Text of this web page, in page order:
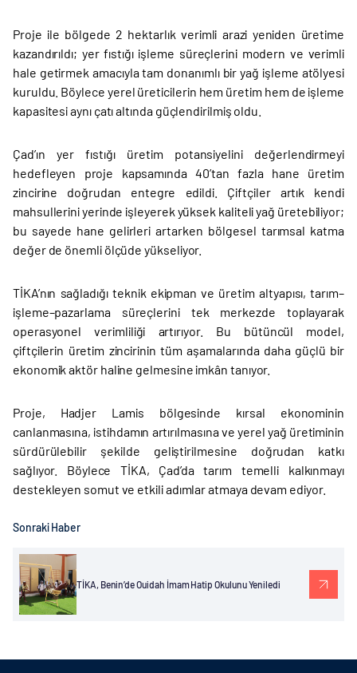
Proje ile bölgede 2 hektarlık verimli arazi yeniden üretime
kazandırıldı; yer fıstığı işleme süreçlerini modern ve verimli
hale getirmek amacıyla tam donanımlı bir yağ işleme atölyesi
kuruldu. Böylece yerel üreticilerin hem üretim hem de işleme
kapasitesi aynı çatı altında güçlendirilmiş oldu.
Çad’ın yer fıstığı üretim potansiyelini değerlendirmeyi
hedefleyen proje kapsamında 40’tan fazla hane üretim
zincirine doğrudan entegre edildi. Çiftçiler artık kendi
mahsullerini yerinde işleyerek yüksek kaliteli yağ üretebiliyor;
bu sayede hane gelirleri artarken bölgesel tarımsal katma
değer de önemli ölçüde yükseliyor.
TİKA’nın sağladığı teknik ekipman ve üretim altyapısı, tarım–
işleme–pazarlama süreçlerini tek merkezde toplayarak
operasyonel verimliliği artırıyor. Bu bütüncül model,
çiftçilerin üretim zincirinin tüm aşamalarında daha güçlü bir
ekonomik aktör haline gelmesine imkân tanıyor.
Proje, Hadjer Lamis bölgesinde kırsal ekonominin
canlanmasına, istihdamın artırılmasına ve yerel yağ üretiminin
sürdürülebilir şekilde geliştirilmesine doğrudan katkı
sağlıyor. Böylece TİKA, Çad’da tarım temelli kalkınmayı
destekleyen somut ve etkili adımlar atmaya devam ediyor.
Sonraki Haber
TİKA, Benin’de Ouidah İmam Hatip Okulunu Yeniledi